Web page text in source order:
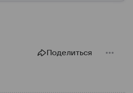
Поделиться